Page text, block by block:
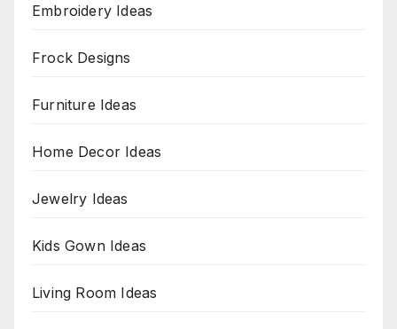
Embroidery Ideas
Frock Designs
Furniture Ideas
Home Decor Ideas
Jewelry Ideas
Kids Gown Ideas
Living Room Ideas